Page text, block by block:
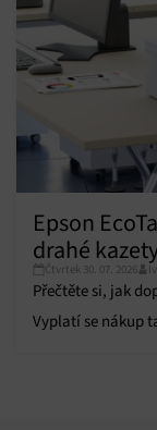
Epson
drahé
Čtvrtek 30. 07. 2026
Přečtěte si, jak
Vyplatí se nákup